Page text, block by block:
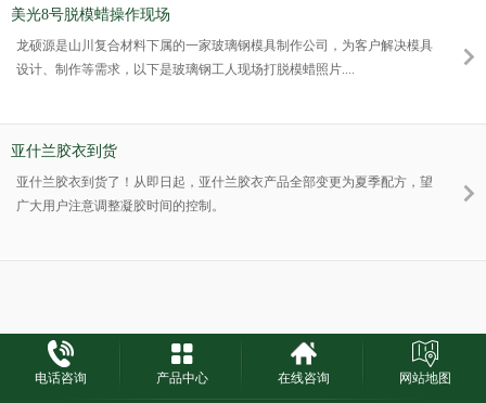
美光8号脱模蜡操作现场
龙硕源是山川复合材料下属的一家玻璃钢模具制作公司，为客户解决模具
设计、制作等需求，以下是玻璃钢工人现场打脱模蜡照片....
亚什兰胶衣到货
亚什兰胶衣到货了！从即日起，亚什兰胶衣产品全部变更为夏季配方，望
广大用户注意调整凝胶时间的控制。
电话咨询 产品中心 在线咨询 网站地图